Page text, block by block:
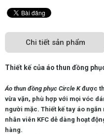
Chi tiết sản phẩm
Thiết kế của áo thun đồng
Áo thun đồng phục Circle Kđược
vừa vặn, phù hợp với mọi vóc
người mặc. Thiết kế tay áo
nhân viên KFC dễ dàng hoạt
hàng.